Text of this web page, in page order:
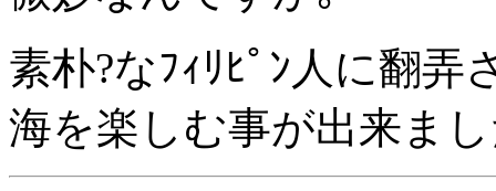
素朴?なﾌｨﾘﾋﾟﾝ人に翻
海を楽しむ事が出来ま